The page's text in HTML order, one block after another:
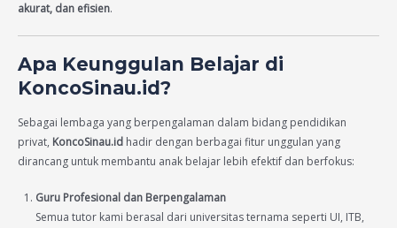
akurat, dan efisien.
Apa Keunggulan Belajar di
KoncoSinau.id?
Sebagai lembaga yang berpengalaman dalam bidang pendidikan
privat, KoncoSinau.id hadir dengan berbagai fitur unggulan yang
dirancang untuk membantu anak belajar lebih efektif dan berfokus:
Guru Profesional dan Berpengalaman
Semua tutor kami berasal dari universitas ternama seperti UI, ITB,